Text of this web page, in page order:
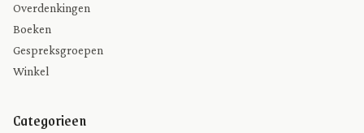
Overdenkingen
Boeken
Gespreksgroepen
Winkel
Categorieen